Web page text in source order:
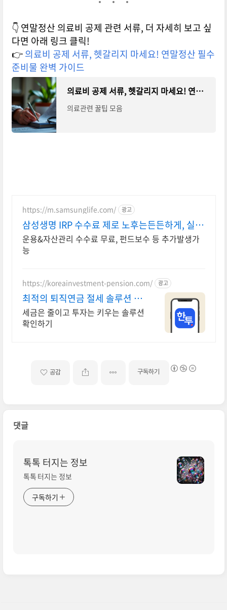
👇 연말정산 의료비 공제 관련 서류, 더 자세히 보고 싶
다면 아래 링크 클릭!
👉의료비 공제 서류, 헷갈리지 마세요! 연말정산 필수
준비물 완벽 가이드
의료비 공제 서류, 헷갈리지 마세요! 연말정산 필수 준비물 완벽 가이드
의료관련 꿀팁 모음
https://m.samsunglife.com/ 광고
삼성생명 IRP 수수료 제로 노후는든든하게, 실속
은제대로
운용&자산관리 수수료 무료, 펀드보수 등 추가발생가
능
https://koreainvestment-pension.com/ 광고
최적의 퇴직연금 절세 솔루션 최
대 148.5만원 절세
세금은 줄이고 투자는 키우는 솔루션
확인하기
공감 구독하기
댓글
톡톡 터지는 정보
톡톡 터지는 정보
구독하기